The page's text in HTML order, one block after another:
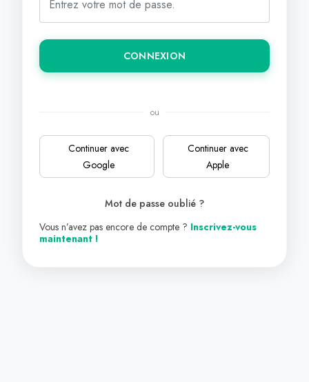
CONNEXION
ou
Continuer avec
Google
Continuer avec
Apple
Mot de passe oublié ?
Vous n’avez pas encore de compte ? Inscrivez-vous
maintenant !